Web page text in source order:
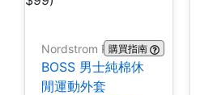
Nordstrom Rack購買指南
BOSS 男士純棉休
閒運動外套